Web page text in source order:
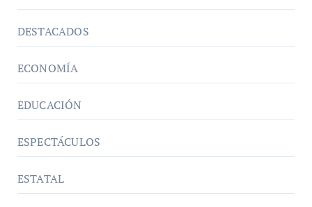
DESTACADOS
ECONOMÍA
EDUCACIÓN
ESPECTÁCULOS
ESTATAL